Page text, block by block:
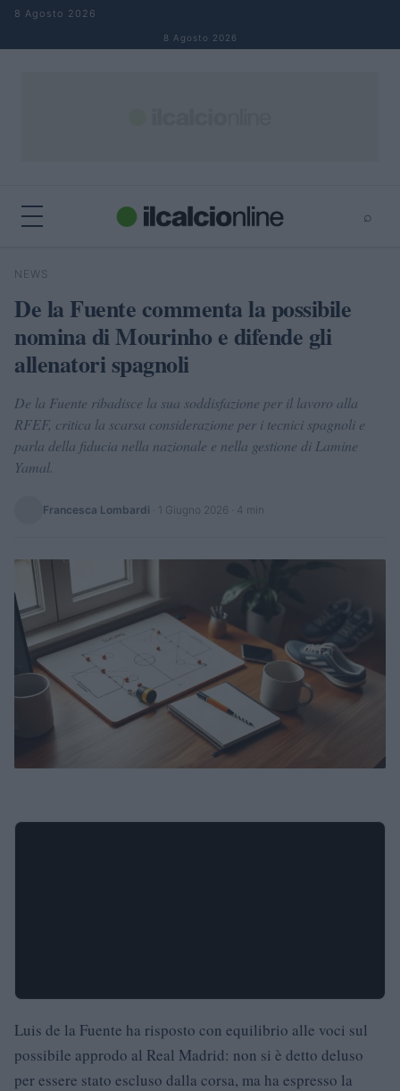
Salta al contenuto
8 Agosto 2026
8 Agosto 2026
⌕
Cerca
NEWS
De la Fuente commenta la possibile
nomina di Mourinho e difende gli
allenatori spagnoli
De la Fuente ribadisce la sua soddisfazione per il lavoro alla
RFEF, critica la scarsa considerazione per i tecnici spagnoli e
parla della fiducia nella nazionale e nella gestione di Lamine
Yamal.
Francesca Lombardi 1 Giugno 2026 · 4 min
Luis de la Fuente ha risposto con equilibrio alle voci sul
possibile approdo al Real Madrid: non si è detto deluso
per essere stato escluso dalla corsa, ma ha espresso la